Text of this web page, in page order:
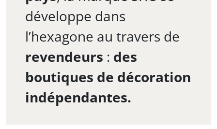
développe dans
l’hexagone au travers de
revendeurs : des
boutiques de décoration
indépendantes.